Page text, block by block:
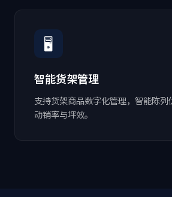
🖥
智能货架管理
支持货架商品数字化管理，智能陈列
动销率与坪效。